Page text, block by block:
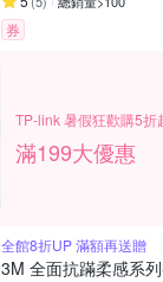
券
TP-link 暑假狂歡購5折
滿199大優惠
全館8折UP 滿額再送贈
3M 全面抗蹣柔感系